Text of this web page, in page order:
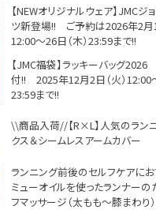
【NEWオリジナルウェア】JMCジ
ツ新登場!! ご予約は2026年2月
12:00～26日（木）23:59まで!!
【JMC福袋】ラッキーバッグ
付!! 2025年12月2日（火）12:00
23:59まで!!
\\商品入荷//【R×L】人気のラン
クス＆シームレスアームカバー
ランニング前後のセルフケアにお
ミューオイルを使ったランナーの
フマッサージ（太もも～膝まわり）